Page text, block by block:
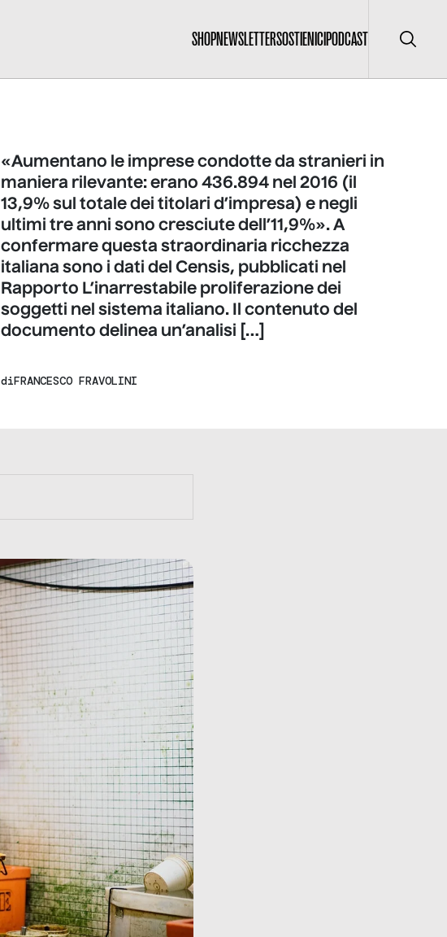
SHOPNEWSLETTERSOSTIENICIPODCAST Cerca
«Aumentano le imprese condotte da stranieri in
maniera rilevante: erano 436.894 nel 2016 (il
13,9% sul totale dei titolari d’impresa) e negli
ultimi tre anni sono cresciute dell’11,9%». A
confermare questa straordinaria ricchezza
italiana sono i dati del Censis, pubblicati nel
Rapporto L’inarrestabile proliferazione dei
soggetti nel sistema italiano. Il contenuto del
documento delinea un’analisi […]
diFRANCESCO FRAVOLINI